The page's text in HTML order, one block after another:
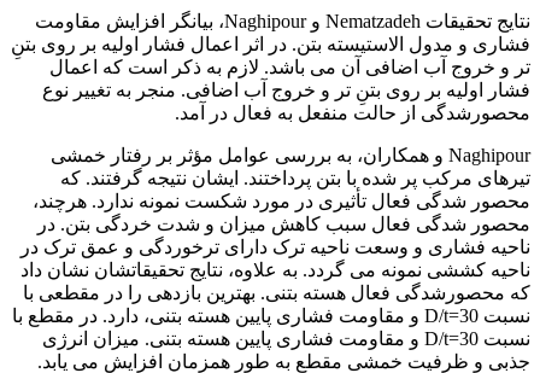
نتایج تحقیقات Nematzadeh و Naghipour، بیانگر افزایش مقاومت
فشاری و مدول الاستیسته بتن. در اثر اعمال فشار اولیه بر روی بتنِ
تر و خروج آب اضافی آن می باشد. لازم به ذکر است که اعمال
فشار اولیه بر روی بتنِ تر و خروج آب اضافی. منجر به تغییر نوع
محصورشدگی از حالت منفعل به فعال در آمد.
Naghipour و همکاران، به بررسی عوامل مؤثر بر رفتار خمشی
تیرهای مرکب پر شده با بتن پرداختند. ایشان نتیجه گرفتند. که
محصور شدگی فعال تأثیری در مورد شکست نمونه ندارد. هرچند،
محصور شدگی فعال سبب کاهش میزان و شدت خردگی بتن. در
ناحیه فشاری و وسعت ناحیه ترک دارای ترخوردگی و عمق ترک در
ناحیه کششی نمونه می گردد. به علاوه، نتایج تحقیقاتشان نشان داد
که محصورشدگی فعال هسته بتنی. بهترین بازدهی را در مقطعی با
نسبت D/t=30 و مقاومت فشاری پایین هسته بتنی، دارد. در مقطع با
نسبت D/t=30 و مقاومت فشاری پایین هسته بتنی. میزان انرژی
جذبی و ظرفیت خمشی مقطع به طور همزمان افزایش می یابد.